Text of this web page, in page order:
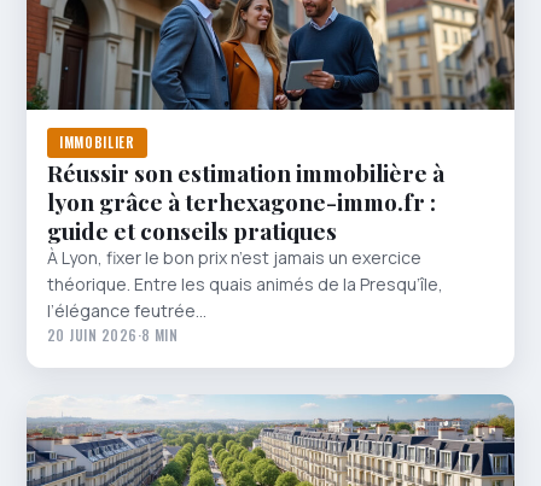
IMMOBILIER
Réussir son estimation immobilière à
lyon grâce à terhexagone-immo.fr :
guide et conseils pratiques
À Lyon, fixer le bon prix n’est jamais un exercice
théorique. Entre les quais animés de la Presqu’île,
l’élégance feutrée…
20 JUIN 2026·8 MIN